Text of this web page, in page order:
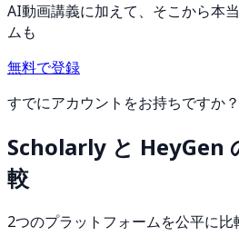
AI動画講義に加えて、そこから本
ムも
無料で登録
すでにアカウントをお持ちですか？
Scholarly と HeyGen
較
2つのプラットフォームを公平に比